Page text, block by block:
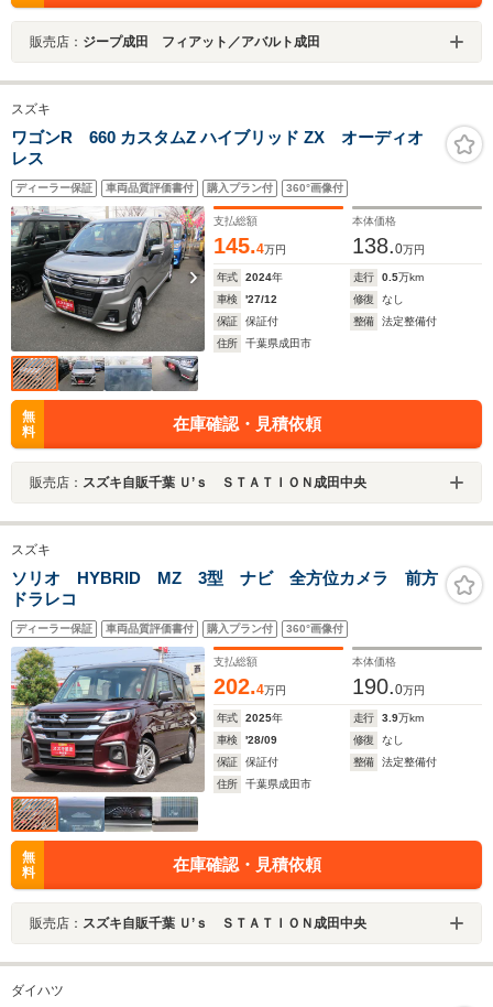
販売店： ジープ成田 フィアット／アバルト成田
スズキ
ワゴンR 660 カスタムZ ハイブリッド ZX オーディオ
レス
ディーラー保証 車両品質評価書付 購入プラン付 360°画像付
支払総額
145.4万円
本体価格
138.0万円
年式 2024年 走行 0.5万km
車検
'27/12 修復
なし
保証
保証付 整備
法定整備付
住所
千葉県成田市
無
料
在庫確認・見積依頼
販売店： スズキ自販千葉 Ｕ’ｓ ＳＴＡＴＩＯＮ成田中央
スズキ
ソリオ HYBRID MZ 3型 ナビ 全方位カメラ 前方
ドラレコ
ディーラー保証 車両品質評価書付 購入プラン付 360°画像付
支払総額
202.4万円
本体価格
190.0万円
年式 2025年 走行 3.9万km
車検
'28/09 修復
なし
保証
保証付 整備
法定整備付
住所
千葉県成田市
無
料
在庫確認・見積依頼
販売店： スズキ自販千葉 Ｕ’ｓ ＳＴＡＴＩＯＮ成田中央
ダイハツ